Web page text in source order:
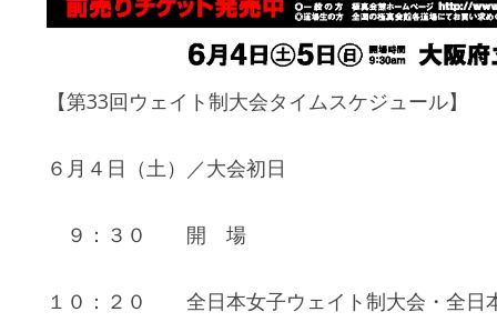
【第33回ウェイト制大会タイムスケジュール】
６月４日（土）／大会初日
９：３０ 開 場
１０：２０ 全日本女子ウェイト制大会・全日